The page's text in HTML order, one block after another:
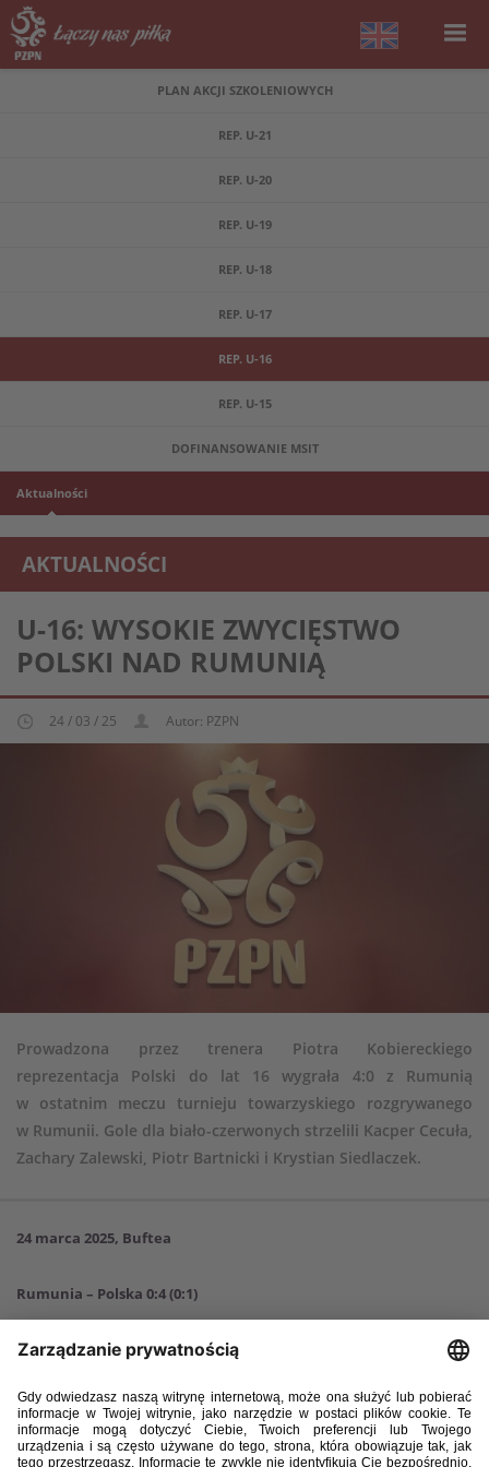
PLAN AKCJI SZKOLENIOWYCH
REP. U-21
REP. U-20
REP. U-19
REP. U-18
REP. U-17
REP. U-16
REP. U-15
DOFINANSOWANIE MSIT
Aktualności
AKTUALNOŚCI
REPREZENTACJA MŁODZIEŻOWA U-16
U-16: WYSOKIE ZWYCIĘSTWO
POLSKI NAD RUMUNIĄ
24 / 03 / 25 Autor: PZPN
Prowadzona przez trenera Piotra Kobiereckiego
reprezentacja Polski do lat 16 wygrała 4:0 z Rumunią
w ostatnim meczu turnieju towarzyskiego rozgrywanego
w Rumunii. Gole dla biało-czerwonych strzelili Kacper Cecuła,
Zachary Zalewski, Piotr Bartnicki i Krystian Siedlaczek.
24 marca 2025, Buftea
Rumunia – Polska 0:4 (0:1)
Bramki: Kacper Cecuła 21 (k), Zachary Zalewski 67, Piotr Bartnicki 73,
Rumunia
: 1. Tudor Coșa – 22. Darius Ciuleanu, 4. Eduardo Corlat, 13.
Dragoș Kirali – 2. Edward Neamțu, 6. Raul Moldovan, 8. Andrei Niculcea